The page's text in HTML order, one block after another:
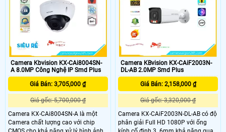
kim loại chắc chắn. Công nghệ IP
POE giúp kết nối dễ dàng và thuận
CAiF4003SN-AB 4
Camera Kbvision KX-CAi8004SN-
A 8.0MP Công Nghệ IP Smd Plus
Giá Bán: 3,705,000 ₫
Giá gốc: 5,700,000 ₫
Camera KX-CAi8004SN-A là một
Camera chất lượng cao với chip
Camera KBvision KX-CAiF2003N-
DL-AB 2.0MP Smd Plus
Giá Bán: 2,158,000 ₫
Giá gốc: 3,320,000 ₫
Camera KX-CAiF2003N-DL-AB có độ
phân giải Full HD 1080P với ống